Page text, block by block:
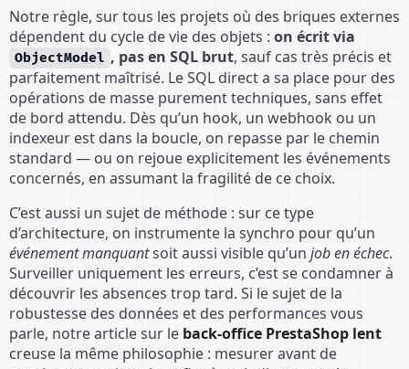
Notre règle, sur tous les projets où des briques externes
dépendent du cycle de vie des objets : on écrit via
ObjectModel , pas en SQL brut, sauf cas très précis et
parfaitement maîtrisé. Le SQL direct a sa place pour des
opérations de masse purement techniques, sans effet
de bord attendu. Dès qu’un hook, un webhook ou un
indexeur est dans la boucle, on repasse par le chemin
standard — ou on rejoue explicitement les événements
concernés, en assumant la fragilité de ce choix.
C’est aussi un sujet de méthode : sur ce type
d’architecture, on instrumente la synchro pour qu’un
événement manquantsoit aussi visible qu’un job en échec.
Surveiller uniquement les erreurs, c’est se condamner à
découvrir les absences trop tard. Si le sujet de la
robustesse des données et des performances vous
parle, notre article sur le back-office PrestaShop lent
creuse la même philosophie : mesurer avant de